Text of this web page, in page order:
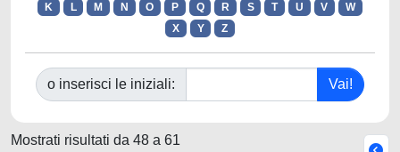
K
L M N O P Q R S T U V
W
X
Y Z
o inserisci le iniziali:
Mostrati risultati da 48 a 61